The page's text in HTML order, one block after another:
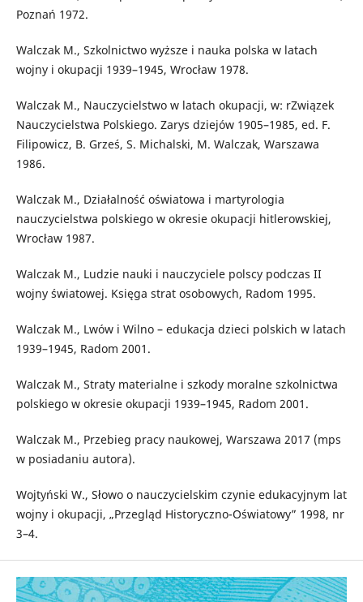
Poznań 1972.
Walczak M., Szkolnictwo wyższe i nauka polska w latach
wojny i okupacji 1939–1945, Wrocław 1978.
Walczak M., Nauczycielstwo w latach okupacji, w: rZwiązek
Nauczycielstwa Polskiego. Zarys dziejów 1905–1985, ed. F.
Filipowicz, B. Grześ, S. Michalski, M. Walczak, Warszawa
1986.
Walczak M., Działalność oświatowa i martyrologia
nauczycielstwa polskiego w okresie okupacji hitlerowskiej,
Wrocław 1987.
Walczak M., Ludzie nauki i nauczyciele polscy podczas II
wojny światowej. Księga strat osobowych, Radom 1995.
Walczak M., Lwów i Wilno – edukacja dzieci polskich w latach
1939–1945, Radom 2001.
Walczak M., Straty materialne i szkody moralne szkolnictwa
polskiego w okresie okupacji 1939–1945, Radom 2001.
Walczak M., Przebieg pracy naukowej, Warszawa 2017 (mps
w posiadaniu autora).
Wojtyński W., Słowo o nauczycielskim czynie edukacyjnym lat
wojny i okupacji, „Przegląd Historyczno-Oświatowy” 1998, nr
3–4.